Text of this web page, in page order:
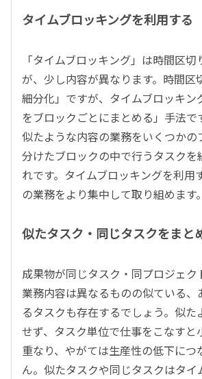
タイムブロッキングを利用する
「タイムブロッキング」は時間区
が、少し内容が異なります。時間区
細分化」ですが、タイムブロッキン
をブロックごとにまとめる」手法で
似たような内容の業務をいくつかの
分けたブロックの中で行うタスクを
れです。タイムブロッキングを利用
の業務をより集中して取り組めます。
似たタスク・同じタスクをまと
成果物が同じタスク・同プロジェク
業務内容は異なるものの似ている、
るタスクも存在するでしょう。似た
せず、タスク単位で仕事をこなすと
重なり、やがては生産性の低下につ
ん。似たタスクや同じタスクはタイ